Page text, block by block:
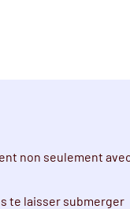
non seulement
te laisser submerger